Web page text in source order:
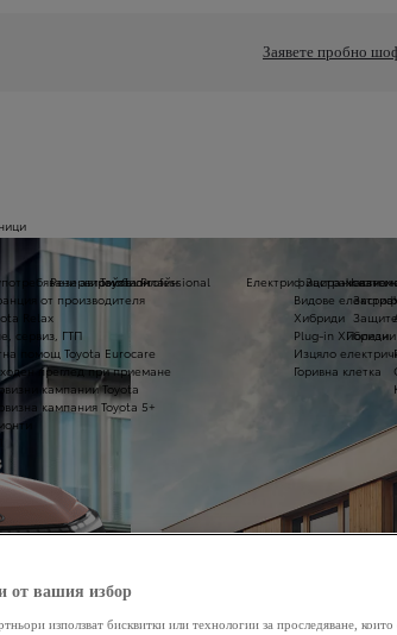
Заявете пробно
автомобили
Застраховане
Резервирайте онлайн
Toyota Professional
Електрифицирани
Видове
Хибриди
Plug-in Хибриди
Изцяло
Горивна клетка
от производителя
Relax
сервиз, ГТП
помощ Toyota Eurocare
преглед при приемане
кампании Toyota
кампания Toyota 5+
Части и
от вашия избор
използват бисквитки или технологии за проследяване, които